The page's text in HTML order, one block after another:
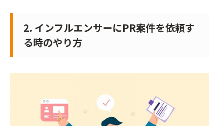
2. インフルエンサーにPR案件を依頼す
る時のやり方